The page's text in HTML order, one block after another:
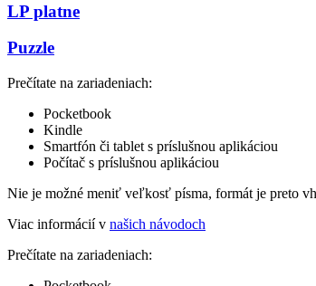
LP platne
Puzzle
Prečítate na zariadeniach:
Pocketbook
Kindle
Smartfón či tablet s príslušnou aplikáciou
Počítač s príslušnou aplikáciou
Nie je možné meniť veľkosť písma, formát je preto
Viac informácií v našich návodoch
Prečítate na zariadeniach: